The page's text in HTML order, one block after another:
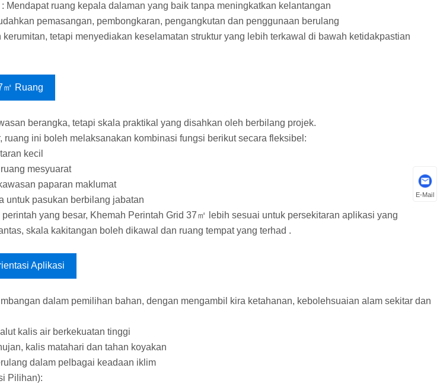
Mendapat ruang kepala dalaman yang baik tanpa meningkatkan kelantangan
pemasangan, pembongkaran, pengangkutan dan penggunaan berulang
kerumitan, tetapi menyediakan keselamatan struktur yang lebih terkawal di bawah ketidakpastian
㎡ Ruang
berangka, tetapi skala praktikal yang disahkan oleh berbilang projek.
ruang ini boleh melaksanakan kombinasi fungsi berikut secara fleksibel:
kecil
mesyuarat
paparan maklumat
untuk pasukan berbilang jabatan
yang besar, Khemah Perintah Grid 37㎡ lebih sesuai untuk persekitaran aplikasi yang
skala kakitangan boleh dikawal dan ruang tempat yang terhad .
Aplikasi
dalam pemilihan bahan, dengan mengambil kira ketahanan, kebolehsuaian alam sekitar dan
kalis air berkekuatan tinggi
kalis matahari dan tahan koyakan
dalam pelbagai keadaan iklim
Pilihan):
E-Mail